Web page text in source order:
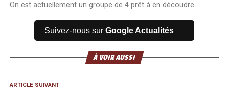
On est actuellement un groupe de 4 prêt à en découdre.
Suivez-nous surGoogle Actualités
À VOIR AUSSI
ARTICLE SUIVANT